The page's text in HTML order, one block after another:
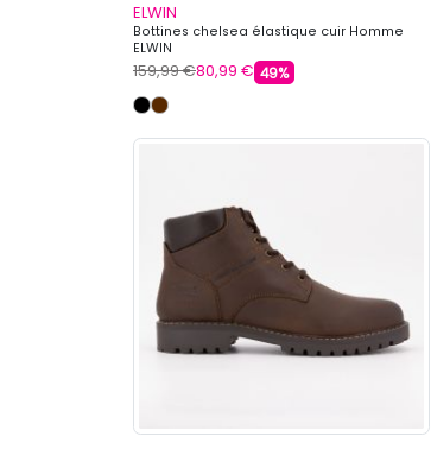
ELWIN
Bottines chelsea élastique cuir Homme
ELWIN
159,99 €80,99 € 49%